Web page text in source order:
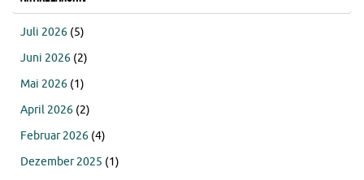
Juli 2026 (5)
Juni 2026 (2)
Mai 2026 (1)
April 2026 (2)
Februar 2026 (4)
Dezember 2025 (1)